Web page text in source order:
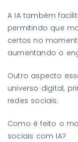
A IA também
permitindo que
certos no
aumentando o
Outro aspecto
universo digital,
redes sociais.
Como é feito o
sociais com IA?